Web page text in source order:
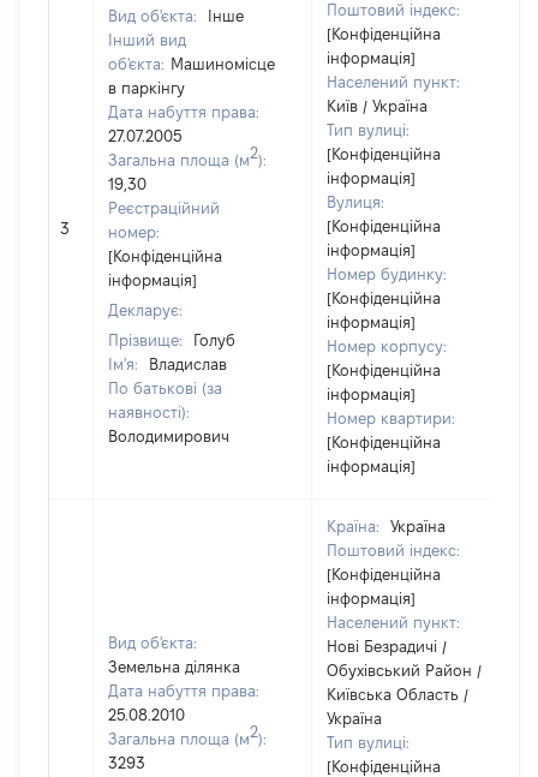
3
Вид об'єкта:
Інше
Інший вид
об'єкта: Машиномісце
в паркінгу
Дата набуття права:
27.07.2005
Загальна площа (м2):
19,30
Реєстраційний
номер:
[Конфіденційна
інформація]
Декларує:
Прізвище:
Голуб
Ім'я:
Владислав
По батькові (за
наявності):
Володимирович
Поштовий індекс:
[Конфіденційна
інформація]
Населений пункт:
Київ / Україна
Тип вулиці:
[Конфіденційна
інформація]
Вулиця:
[Конфіденційна
інформація]
Номер будинку:
[Конфіденційна
інформація]
Номер корпусу:
[Конфіденційна
інформація]
Номер квартири:
[Конфіденційна
інформація]
Вид об'єкта:
Земельна ділянка
Дата набуття права:
25.08.2010
Загальна площа (м2):
3293
Країна:
Україна
Поштовий індекс:
[Конфіденційна
інформація]
Населений пункт:
Нові Безрадичі /
Обухівський Район /
Київська Область /
Україна
Тип вулиці:
[Конфіденційна